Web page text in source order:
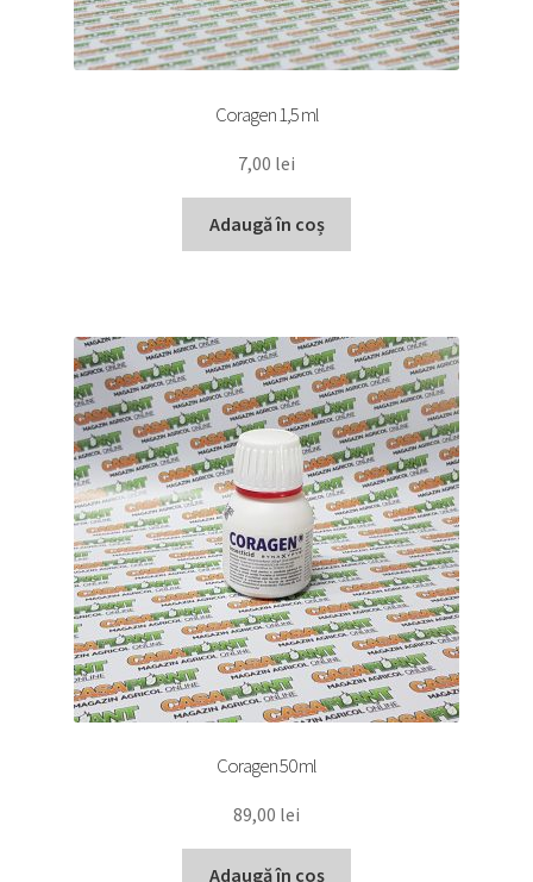
Coragen 1,5 ml
7,00 lei
Adaugă în coș
Coragen 50 ml
89,00 lei
Adaugă în coș